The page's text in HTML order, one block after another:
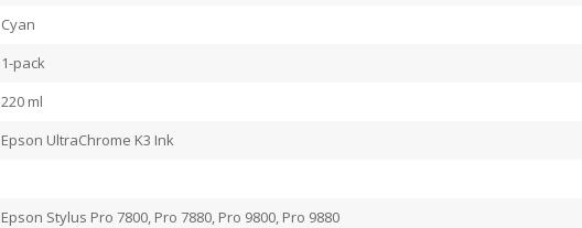
Cyan
1-pack
220 ml
Epson UltraChrome K3 Ink
Epson Stylus Pro 7800, Pro 7880, Pro 9800, Pro 9880